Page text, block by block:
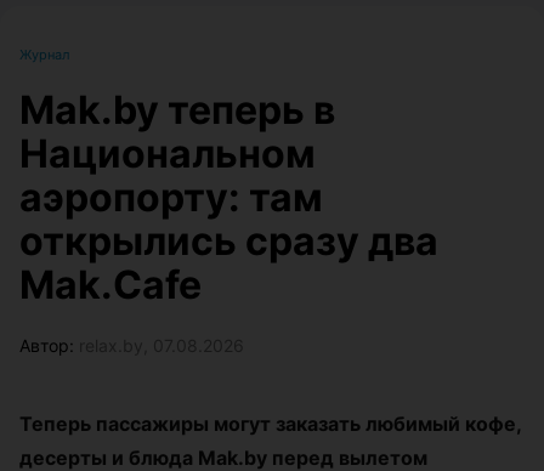
Журнал
Mak.by теперь в
Национальном
аэропорту: там
открылись сразу два
Mak.Cafe
Автор:
Теперь пассажиры могут заказать любимый кофе,
десерты и блюда Mak.by перед вылетом